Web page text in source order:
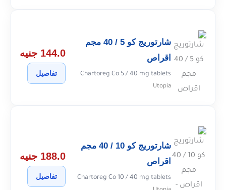
شارتوريج كو 5 / 40 مجم
اقراص
Chartoreg Co 5 / 40 mg tablets
Utopia
144.0 جنيه
تفاصيل
شارتوريج كو 10 / 40 مجم
اقراص
Chartoreg Co 10 / 40 mg tablets
188.0 جنيه
تفاصيل